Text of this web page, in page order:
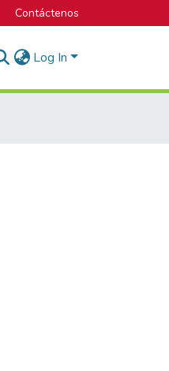
Contáctenos
Log In